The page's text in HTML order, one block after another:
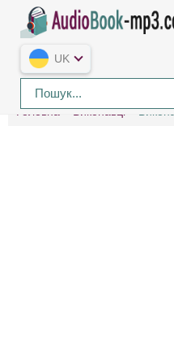
UK
Головна Виконавці